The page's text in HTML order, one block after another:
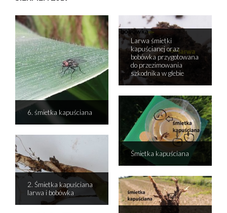
6. śmietka kapuściana
Larwa śmietki
kapuścianej oraz
bobówka przygotowana
do przezimowania
szkodnika w glebie
Śmietka kapuściana
2. Śmietka kapuściana
larwa i bobówka